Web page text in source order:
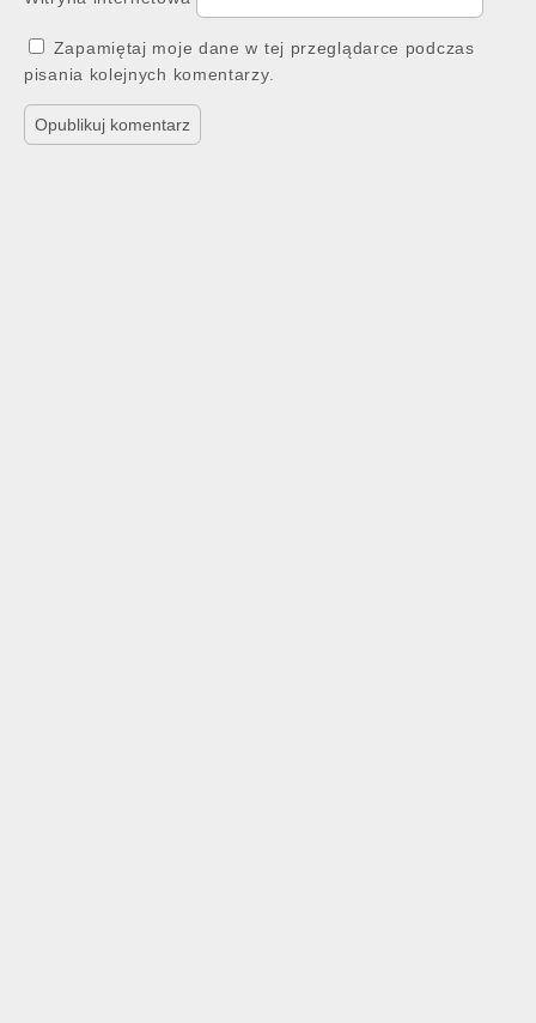
Zapamiętaj moje dane w tej przeglądarce podczas
pisania kolejnych komentarzy.